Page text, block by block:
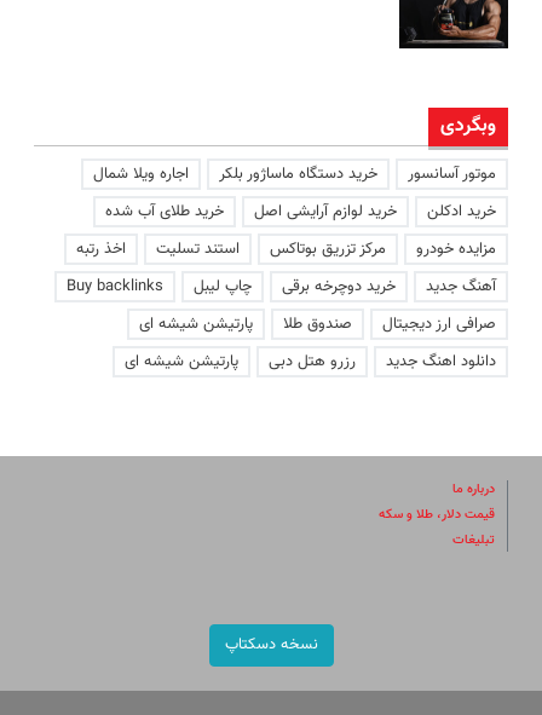
وبگردی
موتور آسانسور خرید دستگاه ماساژور بلکر
اجاره ویلا شمال
خرید ادکلن
خرید لوازم آرایشی اصل
خرید طلای آب شده
مزایده خودرو
مرکز تزریق بوتاکس استند تسلیت
اخذ رتبه
آهنگ جدید
خرید دوچرخه برقی چاپ لیبل
Buy backlinks
صرافی ارز دیجیتال
صندوق طلا
پارتیشن شیشه ای
دانلود اهنگ جدید
رزرو هتل دبی پارتیشن شیشه ای
درباره ما
قیمت دلار، طلا و سکه
تبلیغات
نسخه دسکتاپ